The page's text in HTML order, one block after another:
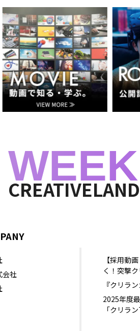
画
る
ぶ
CL.AMB
公
認
ア
ン
バ
サ
ダ
ー
会社
【採用動
く！突撃
『クリラ
2025年度
「クリラ